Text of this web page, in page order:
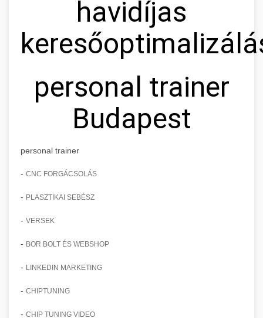
havidíjas
personal trainer
Budapest
personal trainer
- CNC FORGÁCSOLÁS
- PLASZTIKAI SEBÉSZ
- VERSEK
- BOR BOLT ÉS WEBSHOP
- LINKEDIN MARKETING
- CHIPTUNING
- CHIP TUNING VIDEO